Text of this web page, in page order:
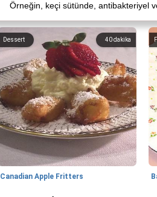
Örneğin, keçi sütünde, antibakteriyel
40dakika
Dessert
Canadian Apple Fritters